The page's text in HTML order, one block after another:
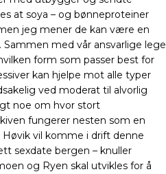
at soya – og bønneproteiner
jeg mener de kan være en
med vår ansvarlige lege
form som passer best for
kan hjelpe mot alle typer
ved moderat til alvorlig
noe om hvor stort
fungerer nesten som en
vil komme i drift denne
sexdate bergen – knuller
og Ryen skal utvikles for å